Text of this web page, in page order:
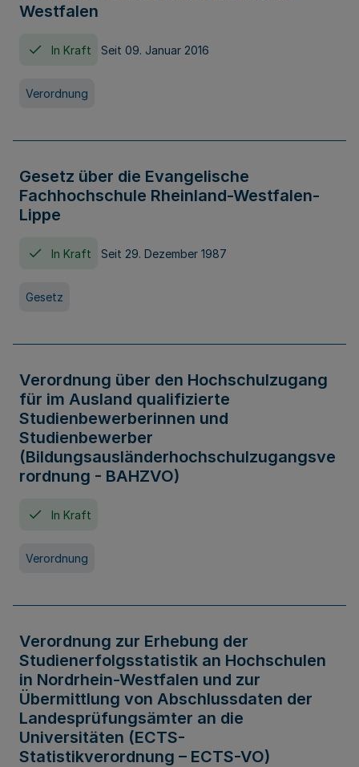
Westfalen
In Kraft Seit 09. Januar 2016
Verordnung
Gesetz über die Evangelische
Fachhochschule Rheinland-Westfalen-
Lippe
In Kraft Seit 29. Dezember 1987
Gesetz
Verordnung über den Hochschulzugang
für im Ausland qualifizierte
Studienbewerberinnen und
Studienbewerber
(Bildungsausländerhochschulzugangsve
rordnung - BAHZVO)
In Kraft
Verordnung
Verordnung zur Erhebung der
Studienerfolgsstatistik an Hochschulen
in Nordrhein-Westfalen und zur
Übermittlung von Abschlussdaten der
Landesprüfungsämter an die
Universitäten (ECTS-
Statistikverordnung – ECTS-VO)